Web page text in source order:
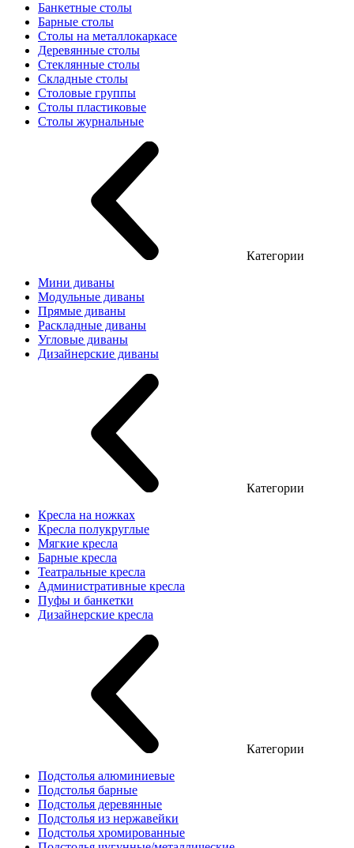
Банкетные столы
Барные столы
Столы на металлокаркасе
Деревянные столы
Стеклянные столы
Складные столы
Столовые группы
Столы пластиковые
Столы журнальные
Категории
Мини диваны
Модульные диваны
Прямые диваны
Раскладные диваны
Угловые диваны
Дизайнерские диваны
Категории
Кресла на ножках
Кресла полукруглые
Мягкие кресла
Барные кресла
Театральные кресла
Административные кресла
Пуфы и банкетки
Дизайнерские кресла
Категории
Подстолья алюминиевые
Подстолья барные
Подстолья деревянные
Подстолья из нержавейки
Подстолья хромированные